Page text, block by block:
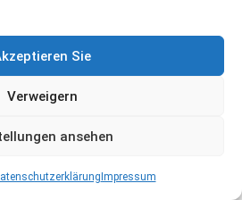
Sie
Verweigern
ansehen
Impressum